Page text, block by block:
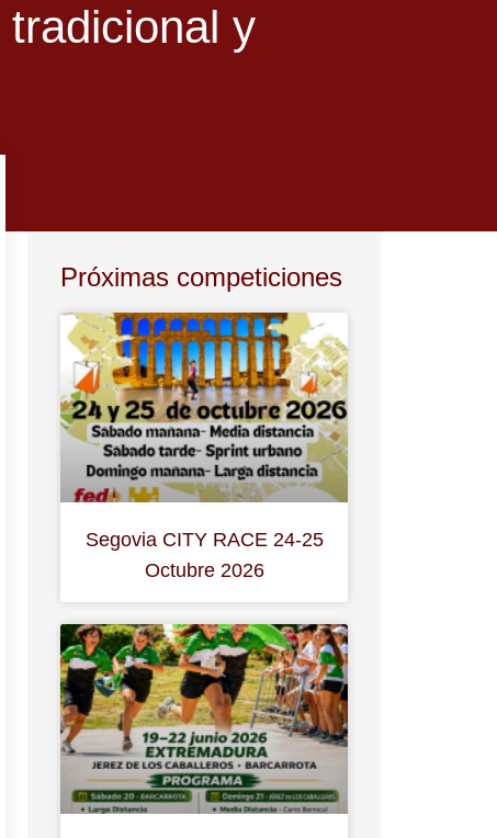
y
Próximas competiciones
Segovia CITY RACE 24-25
Octubre 2026